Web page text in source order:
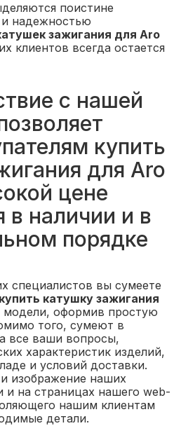
поистине
надежностью
зажигания для Aro
клиентов всегда остается
с нашей
купить
для Aro
цене
наличии и в
порядке
специалистов вы сумеете
купить катушку зажигания
модели, оформив простую
того, сумеют в
все ваши вопросы,
характеристик изделий,
и условий доставки.
изображение наших
на страницах нашего web-
нашим клиентам
детали.